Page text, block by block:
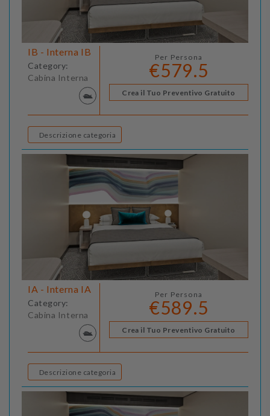
IB - Interna IB
Category:
Cabina Interna
Per Persona
€579.5
Crea il Tuo Preventivo Gratuito
Descrizione categoria
IA - Interna IA
Category:
Cabina Interna
Per Persona
€589.5
Crea il Tuo Preventivo Gratuito
Descrizione categoria